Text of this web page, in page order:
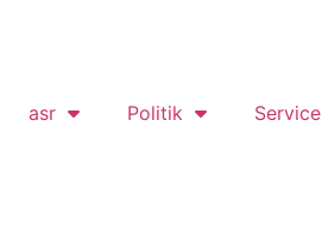
asr Politik Service